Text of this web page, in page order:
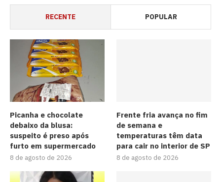
RECENTE POPULAR
Picanha e chocolate
debaixo da blusa:
suspeito é preso após
furto em supermercado
8 de agosto de 2026
Frente fria avança no fim
de semana e
temperaturas têm data
para cair no interior de SP
8 de agosto de 2026